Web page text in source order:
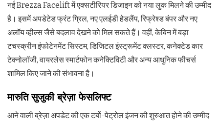
नई Brezza Facelift में एक्सटीरियर डिजाइन को नया लुक मिलने की उम्मीद
है। इसमें अपडेटेड फ्रंट ग्रिल, नए एलईडी हेडलैंप, रिफ्रेश्ड बंपर और नए
अलॉय व्हील्स जैसे बदलाव देखने को मिल सकते हैं। वहीं, केबिन में बड़ा
टचस्क्रीन इंफोटेनमेंट सिस्टम, डिजिटल इंस्ट्रूमेंट क्लस्टर, कनेक्टेड कार
टेक्नोलॉजी, वायरलेस स्मार्टफोन कनेक्टिविटी और अन्य आधुनिक फीचर्स
शामिल किए जाने की संभावना है।
मारुति सुजुकी ब्रेज़ा फेसलिफ्ट
आने वाली ब्रेज़ा अपडेट की एक टर्बो-पेट्रोल इंजन की शुरुआत होने की उम्मीद